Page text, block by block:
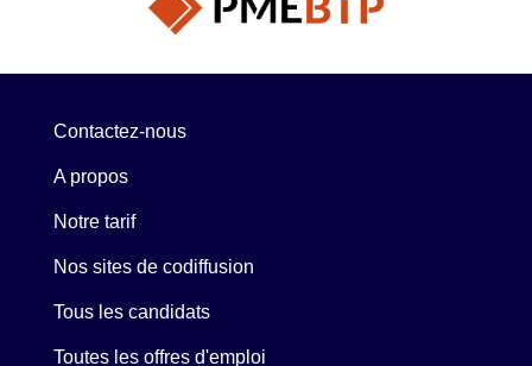
Contactez-nous
A propos
Notre tarif
Nos sites de codiffusion
Tous les candidats
Toutes les offres d'emploi